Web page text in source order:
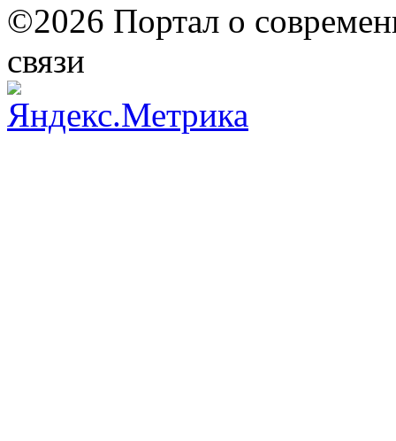
©2026 Портал о
связи